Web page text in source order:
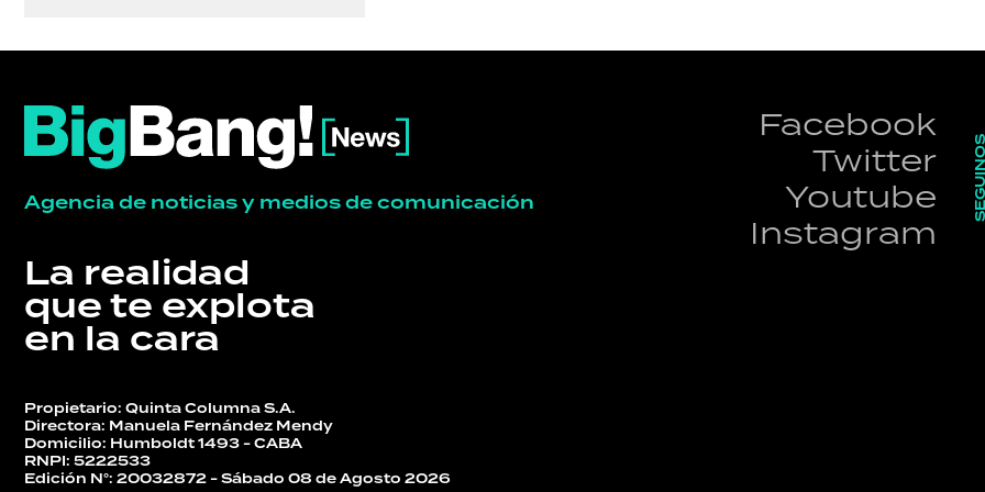
Agencia de noticias y medios de comunicación
La realidad
que te explota
en la cara
Facebook
Twitter
Youtube
Instagram
Propietario: Quinta Columna S.A.
Directora: Manuela Fernández Mendy
Domicilio: Humboldt 1493 - CABA
RNPI: 5222533
Edición N°: 20032872 - Sábado 08 de Agosto 2026